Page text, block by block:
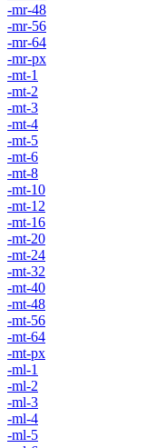
-mr-48
-mr-56
-mr-64
-mr-px
-mt-1
-mt-2
-mt-3
-mt-4
-mt-5
-mt-6
-mt-8
-mt-10
-mt-12
-mt-16
-mt-20
-mt-24
-mt-32
-mt-40
-mt-48
-mt-56
-mt-64
-mt-px
-ml-1
-ml-2
-ml-3
-ml-4
-ml-5